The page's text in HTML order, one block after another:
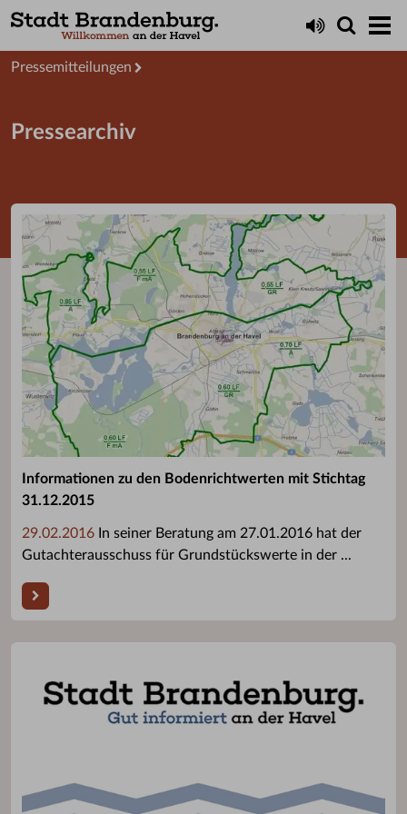
Presseservice
Pressemitteilungen
Pressearchiv
Informationen zu den Bodenrichtwerten mit Stichtag
31.12.2015
29.02.2016 In seiner Beratung am 27.01.2016 hat der
Gutachterausschuss für Grundstückswerte in der ...